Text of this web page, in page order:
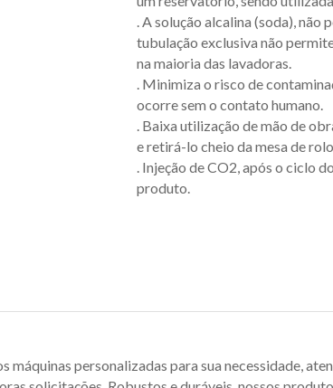
. A solução alcalina (soda), não
tubulação exclusiva não
na maioria das lavadoras.
. Minimiza o risco de
ocorre sem o contato humano.
. Baixa utilização de mão de
e retirá-lo cheio da mesa de
. Injeção de CO2, após o ciclo
produto.
máquinas personalizadas para sua necessidade,